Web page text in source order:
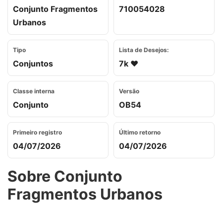
Conjunto Fragmentos
Urbanos
710054028
Tipo
Conjuntos
Lista de Desejos:
7k ❤️
Classe interna
Conjunto
Versão
OB54
Primeiro registro
04/07/2026
Último retorno
04/07/2026
Sobre Conjunto
Fragmentos Urbanos